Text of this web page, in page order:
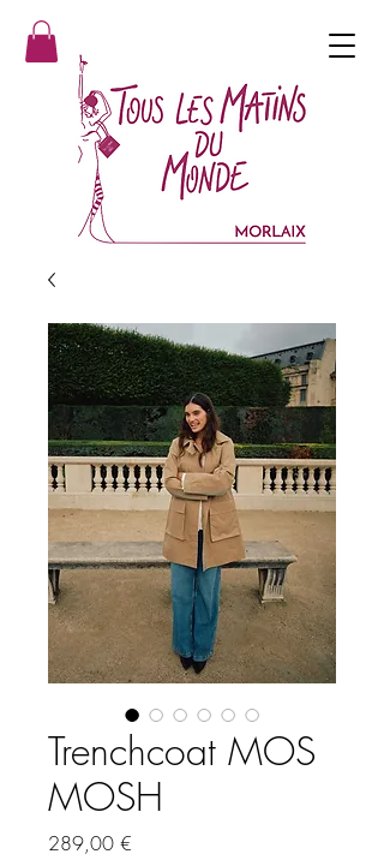
Trenchcoat MOS
MOSH
289,00 €